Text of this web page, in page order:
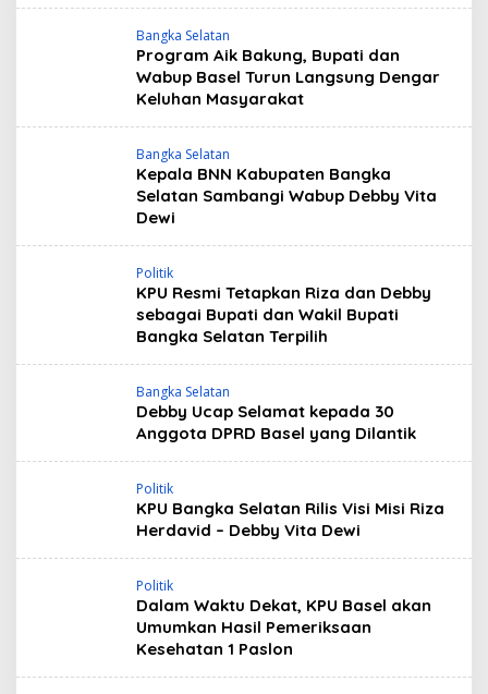
Bangka Selatan
Program Aik Bakung, Bupati dan
Wabup Basel Turun Langsung Dengar
Keluhan Masyarakat
Bangka Selatan
Kepala BNN Kabupaten Bangka
Selatan Sambangi Wabup Debby Vita
Dewi
Politik
KPU Resmi Tetapkan Riza dan Debby
sebagai Bupati dan Wakil Bupati
Bangka Selatan Terpilih
Bangka Selatan
Debby Ucap Selamat kepada 30
Anggota DPRD Basel yang Dilantik
Politik
KPU Bangka Selatan Rilis Visi Misi Riza
Herdavid – Debby Vita Dewi
Politik
Dalam Waktu Dekat, KPU Basel akan
Umumkan Hasil Pemeriksaan
Kesehatan 1 Paslon